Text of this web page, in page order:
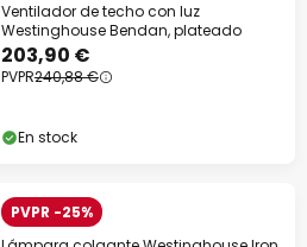
Ventilador de techo con luz
Westinghouse Bendan, plateado
203,90 €
PVPR240,88 €
En stock
PVPR -25%